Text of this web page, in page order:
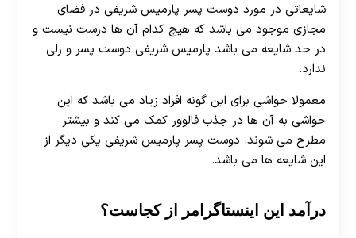
شایعاتی در مورد دوست پسر پارمیس شریفی در فضای
مجازی موجود می باشد که هیچ کدام آن ها درست نیست و
در حد شایعه می باشد پارمیس شریفی دوست پسر و رلی
ندارد.
معمولا حواشی برای این گونه افراد زیاد می باشد که این
حواشی به آن ها در جذب فالوور کمک می کند و بیشتر
مطرح می شوند. دوست پسر پارمیس شریفی یکی دیگر از
این شایعه ها می باشد.
درآمد این اینستاگرامر از کجاست؟